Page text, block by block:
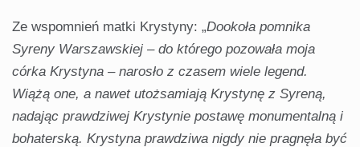
Ze wspomnień matki Krystyny: „Dookoła pomnika
Syreny Warszawskiej – do którego pozowała moja
córka Krystyna – narosło z czasem wiele legend.
Wiążą one, a nawet utożsamiają Krystynę z Syreną,
nadając prawdziwej Krystynie postawę monumentalną i
bohaterską. Krystyna prawdziwa nigdy nie pragnęła być